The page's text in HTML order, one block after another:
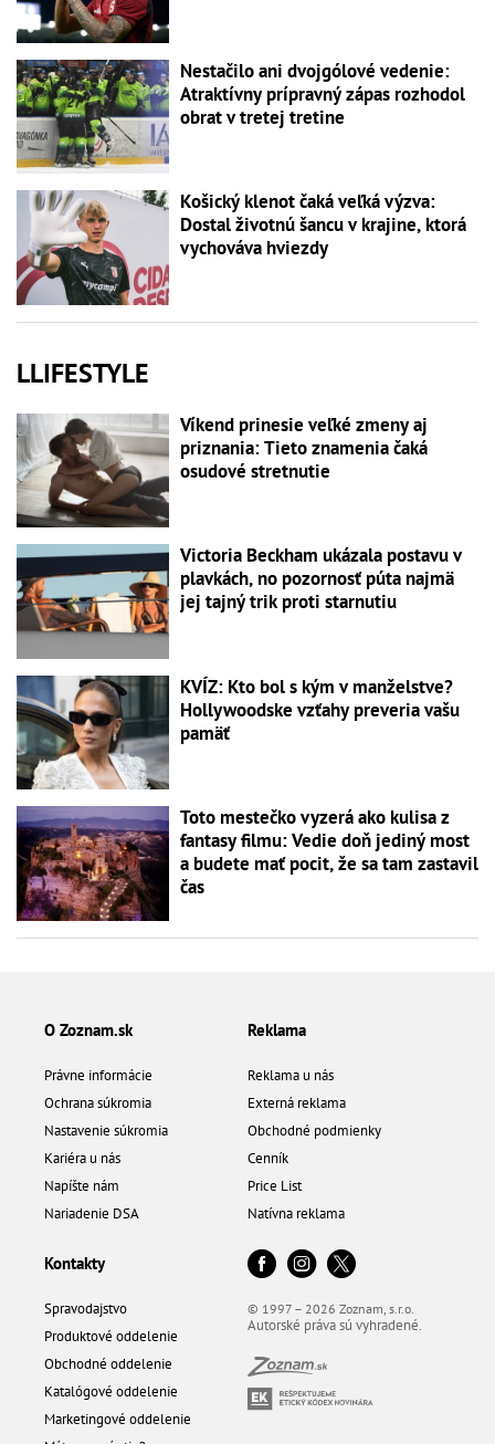
Nestačilo ani dvojgólové vedenie:
Atraktívny prípravný zápas rozhodol
obrat v tretej tretine
Košický klenot čaká veľká výzva:
Dostal životnú šancu v krajine, ktorá
vychováva hviezdy
LLIFESTYLE
Víkend prinesie veľké zmeny aj
priznania: Tieto znamenia čaká
osudové stretnutie
Victoria Beckham ukázala postavu v
plavkách, no pozornosť púta najmä
jej tajný trik proti starnutiu
KVÍZ: Kto bol s kým v manželstve?
Hollywoodske vzťahy preveria vašu
pamäť
Toto mestečko vyzerá ako kulisa z
fantasy filmu: Vedie doň jediný most
a budete mať pocit, že sa tam zastavil
čas
O Zoznam.sk
Právne informácie
Ochrana súkromia
Nastavenie súkromia
Kariéra u nás
Napíšte nám
Nariadenie DSA
Reklama
Reklama u nás
Externá reklama
Obchodné podmienky
Cenník
Price List
Natívna reklama
Kontakty
Spravodajstvo
Produktové oddelenie
Obchodné oddelenie
Katalógové oddelenie
Marketingové oddelenie
© 1997 – 2026 Zoznam, s.r.o.
Autorské práva sú vyhradené.